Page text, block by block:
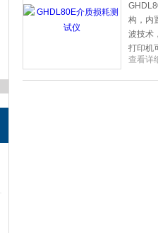
构，内
波技术
打印机
查看详